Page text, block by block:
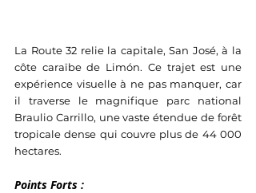
La Route 32 relie la capitale, San José, à la
côte caraïbe de Limón. Ce trajet est une
expérience visuelle à ne pas manquer, car
il traverse le magnifique parc national
Braulio Carrillo, une vaste étendue de forêt
tropicale dense qui couvre plus de 44 000
hectares.
Points Forts :